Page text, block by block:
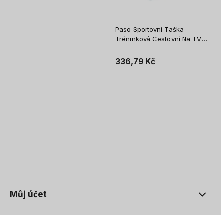
Paso Sportovní Taška
Tréninková Cestovní Na TV
Stitch EXP. 626
336,79 Kč
Můj účet